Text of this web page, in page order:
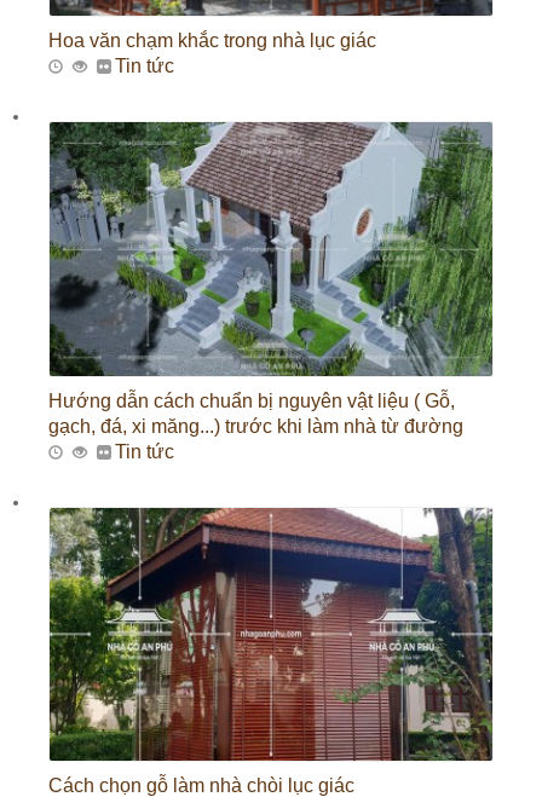
Hoa văn chạm khắc trong nhà lục giác
Tin tức
Hướng dẫn cách chuẩn bị nguyên vật liệu ( Gỗ,
gạch, đá, xi măng...) trước khi làm nhà từ đường
Tin tức
Cách chọn gỗ làm nhà chòi lục giác